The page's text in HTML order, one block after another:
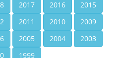
2017 2016
2015
2011 2010
2009
2005 2004
2003
1999